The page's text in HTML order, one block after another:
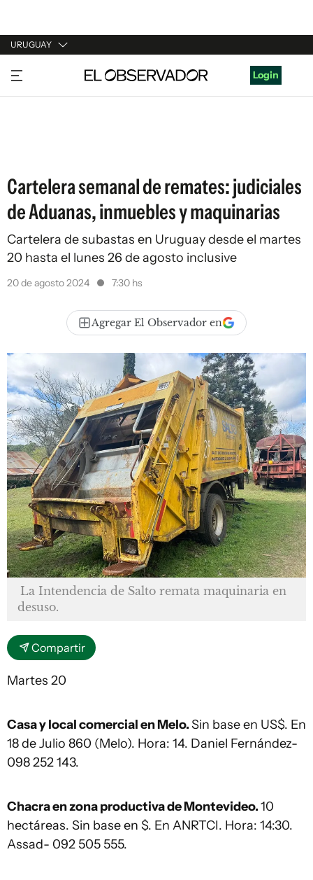
URUGUAY
URUGUAY
ARGENTINA
Login
Cartelera semanal de remates: judiciales
de Aduanas, inmuebles y maquinarias
Cartelera de subastas en Uruguay desde el martes
20 hasta el lunes 26 de agosto inclusive
20 de agosto 2024 7:30 hs
Agregar El Observador en
La Intendencia de Salto remata maquinaria en
desuso.
Compartir
Martes 20
Casa y local comercial en Melo.Sin base en US$. En
18 de Julio 860 (Melo). Hora: 14. Daniel Fernández-
098 252 143.
Chacra en zona productiva de Montevideo.10
hectáreas. Sin base en $. En ANRTCI. Hora: 14:30.
Assad- 092 505 555.